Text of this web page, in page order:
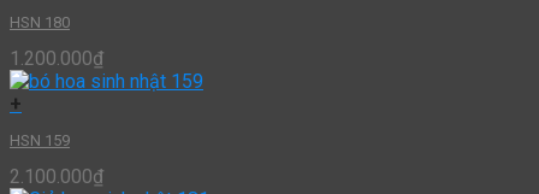
HSN 180
1.200.000₫
+
HSN 159
2.100.000₫